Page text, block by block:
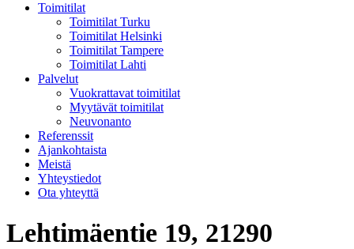
Toimitilat
Toimitilat Turku
Toimitilat Helsinki
Toimitilat Tampere
Toimitilat Lahti
Palvelut
Vuokrattavat toimitilat
Myytävät toimitilat
Neuvonanto
Referenssit
Ajankohtaista
Meistä
Yhteystiedot
Ota yhteyttä
Lehtimäentie 19, 21290